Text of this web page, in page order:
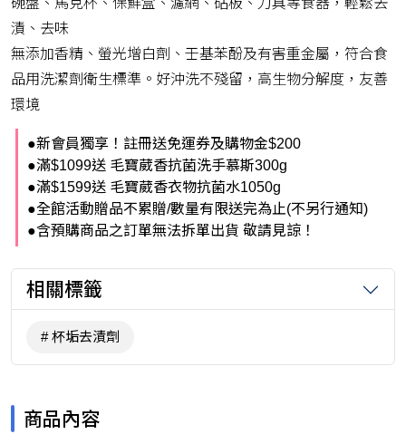
碗盤、馬克杯、保鮮盒、濾網、砧板、刀具等食器，輕鬆去
漬、去味
無添加香精、螢光增白劑、壬基苯酚及有害重金屬，符合食
品用洗潔劑衛生標準。好沖洗不殘留，高生物分解度，友善
環境
●新會員獨享！註冊送免運券及購物金$200
●滿$1099送 毛寶葳香抗菌洗手慕斯300g
●滿$1599送 毛寶葳香衣物抗菌水1050g
●全館活動贈品不累贈/數量有限送完為止(不另行通知)
●含預購商品之訂單無法拆單出貨 敬請見諒！
相關標籤
杯垢去漬劑
商品內容